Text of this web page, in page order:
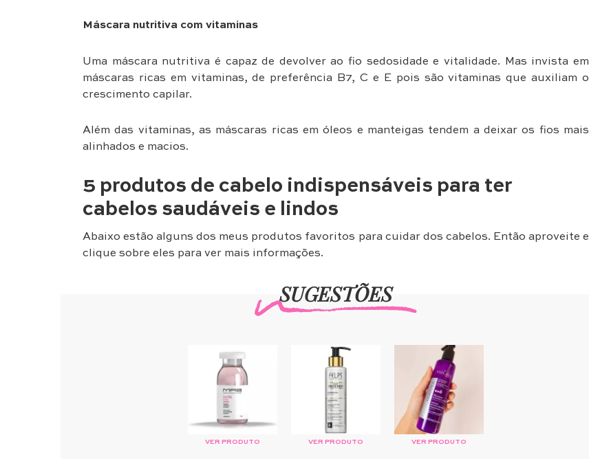
Máscara nutritiva com vitaminas
Uma máscara nutritiva é capaz de devolver ao fio sedosidade e vitalidade. Mas invista em
máscaras ricas em vitaminas, de preferência B7, C e E pois são vitaminas que auxiliam o
crescimento capilar.
Além das vitaminas, as máscaras ricas em óleos e manteigas tendem a deixar os fios mais
alinhados e macios.
5 produtos de cabelo indispensáveis para ter
cabelos saudáveis e lindos
Abaixo estão alguns dos meus produtos favoritos para cuidar dos cabelos. Então aproveite e
clique sobre eles para ver mais informações.
SUGESTÕES
VER PRODUTO VER PRODUTO VER PRODUTO